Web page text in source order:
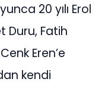
20 yılı Erol
Duru, Fatih
Eren’e
kendi